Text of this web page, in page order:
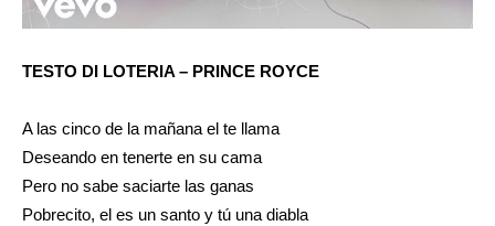
TESTO DI LOTERIA – PRINCE ROYCE
A las cinco de la mañana el te llama
Deseando en tenerte en su cama
Pero no sabe saciarte las ganas
Pobrecito, el es un santo y tú una diabla